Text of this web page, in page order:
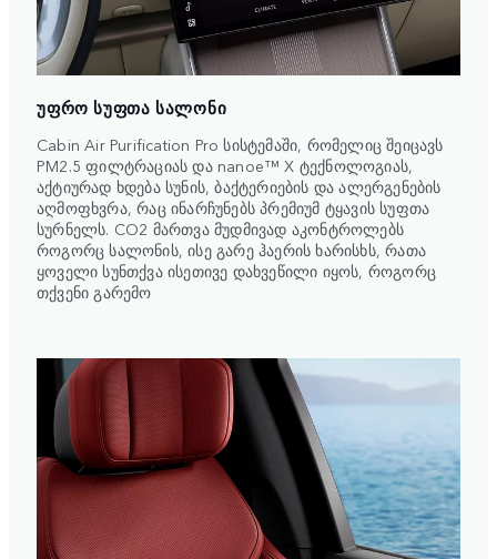
ᲣᲤᲠᲝ ᲡᲣᲤᲗᲐ ᲡᲐᲚᲝᲜᲘ
Cabin Air Purification Pro სისტემაში, რომელიც შეიცავს
PM2.5 ფილტრაციას და nanoe™ X ტექნოლოგიას,
აქტიურად ხდება სუნის, ბაქტერიების და ალერგენების
აღმოფხვრა, რაც ინარჩუნებს პრემიუმ ტყავის სუფთა
სურნელს. CO2 მართვა მუდმივად აკონტროლებს
როგორც სალონის, ისე გარე ჰაერის ხარისხს, რათა
ყოველი სუნთქვა ისეთივე დახვეწილი იყოს, როგორც
თქვენი გარემო